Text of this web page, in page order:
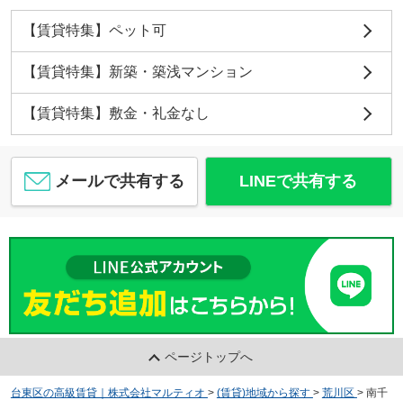
【賃貸特集】ペット可
【賃貸特集】新築・築浅マンション
【賃貸特集】敷金・礼金なし
メールで共有する LINEで共有する
ページトップへ
台東区の高級賃貸｜株式会社マルティオ > (賃貸)地域から探す > 荒川区 > 南千